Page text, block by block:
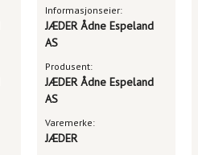
Informasjonseier:
JÆDER Ådne Espeland
AS
Produsent:
JÆDER Ådne Espeland
AS
Varemerke:
JÆDER